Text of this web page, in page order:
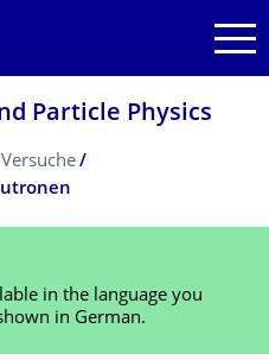
Particle Physics
Versuche
in the language you
in German.